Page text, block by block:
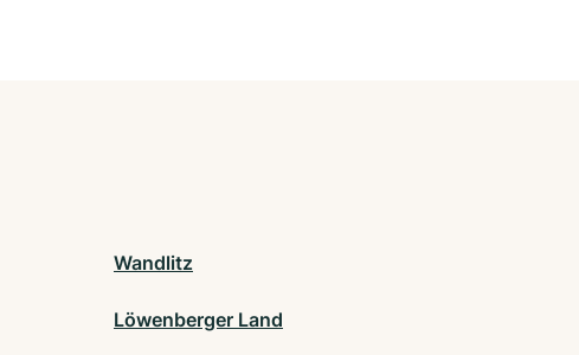
Wandlitz
Löwenberger Land